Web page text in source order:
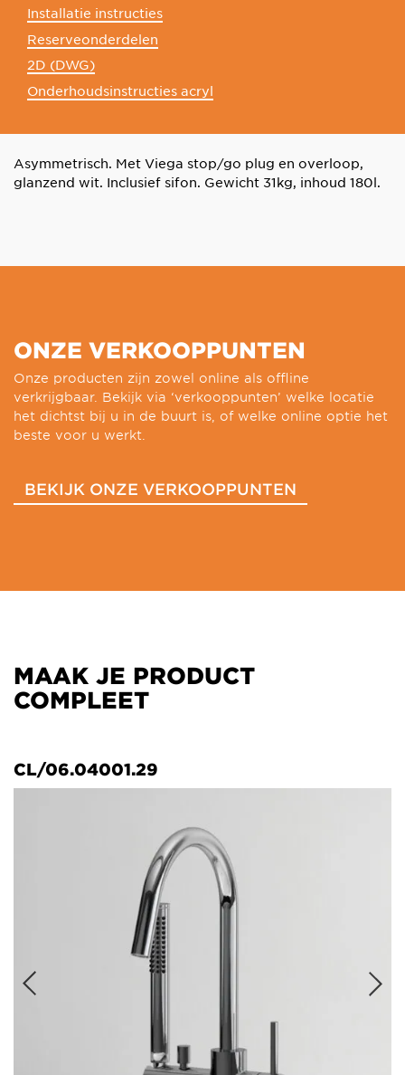
Installatie instructies
Reserveonderdelen
2D (DWG)
Onderhoudsinstructies acryl
Asymmetrisch. Met Viega stop/go plug en overloop,
glanzend wit. Inclusief sifon. Gewicht 31kg, inhoud 180l.
ONZE VERKOOPPUNTEN
Onze producten zijn zowel online als offline
verkrijgbaar. Bekijk via ‘verkooppunten’ welke locatie
het dichtst bij u in de buurt is, of welke online optie het
beste voor u werkt.
BEKIJK ONZE VERKOOPPUNTEN
MAAK JE PRODUCT
COMPLEET
CL/06.04001.29